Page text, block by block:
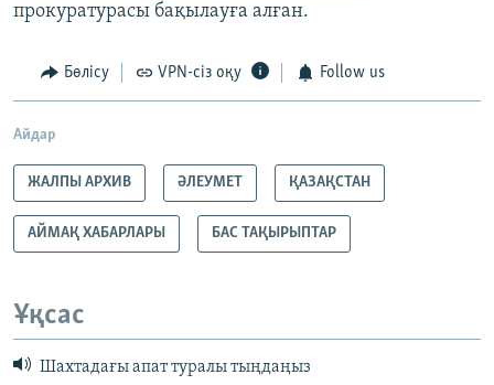
прокуратурасы бақылауға алған.
Бөлісу VPN-сіз оқу Follow us
Айдар
ЖАЛПЫ АРХИВ ӘЛЕУМЕТ ҚАЗАҚСТАН
АЙМАҚ ХАБАРЛАРЫ БАС ТАҚЫРЫПТАР
Ұқсас
Шахтадағы апат туралы тыңдаңыз